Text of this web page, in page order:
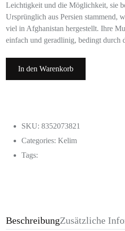
Leichtigkeit und die Möglichkeit, sie
Ursprünglich aus Persien stammend,
viel in Afghanistan hergestellt. Ihre
einfach und geradlinig, bedingt durch
In den Warenkorb
SKU: 8352073821
Categories: Kelim
Tags:
BeschreibungZusätzliche